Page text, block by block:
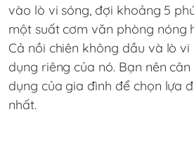
vào lò vi sóng, đợi khoảng 5
một suất cơm văn phòng nóng
Cả nồi chiên không dầu và lò
dụng riêng của nó. Bạn nên
dụng của gia đình để chọn lựa
nhất.